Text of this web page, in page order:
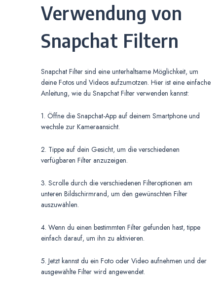
Verwendung von
Snapchat Filtern
Snapchat Filter sind eine unterhaltsame Möglichkeit, um
deine Fotos und Videos aufzumotzen. Hier ist eine einfache
Anleitung, wie du Snapchat Filter verwenden kannst:
1. Öffne die Snapchat-App auf deinem Smartphone und
wechsle zur Kameraansicht.
2. Tippe auf dein Gesicht, um die verschiedenen
verfügbaren Filter anzuzeigen.
3. Scrolle durch die verschiedenen Filteroptionen am
unteren Bildschirmrand, um den gewünschten Filter
auszuwählen.
4. Wenn du einen bestimmten Filter gefunden hast, tippe
einfach darauf, um ihn zu aktivieren.
5. Jetzt kannst du ein Foto oder Video aufnehmen und der
ausgewählte Filter wird angewendet.